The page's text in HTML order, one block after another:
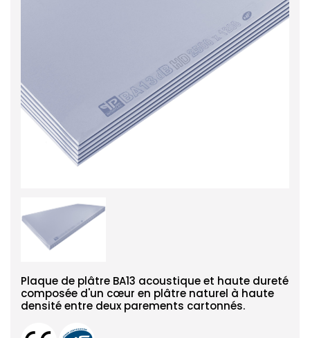
Plaque de plâtre BA13 acoustique et haute dureté
composée d'un cœur en plâtre naturel à haute
densité entre deux parements cartonnés.